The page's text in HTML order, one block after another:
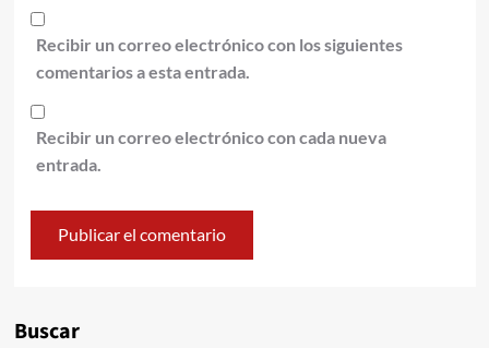
Recibir un correo electrónico con los siguientes
comentarios a esta entrada.
Recibir un correo electrónico con cada nueva
entrada.
Buscar